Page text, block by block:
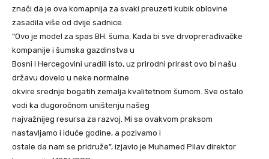
znači da je ova komapnija za svaki preuzeti kubik oblovine
zasadila više od dvije sadnice.
“Ovo je model za spas BH. šuma. Kada bi sve drvoprerađivačke
kompanije i šumska gazdinstva u
Bosni i Hercegovini uradili isto, uz prirodni prirast ovo bi našu
državu dovelo u neke normalne
okvire srednje bogatih zemalja kvalitetnom šumom. Sve ostalo
vodi ka dugoročnom uništenju našeg
najvažnijeg resursa za razvoj. Mi sa ovakvom praksom
nastavljamo i iduće godine, a pozivamo i
ostale da nam se pridruže”, izjavio je Muhamed Pilav direktor